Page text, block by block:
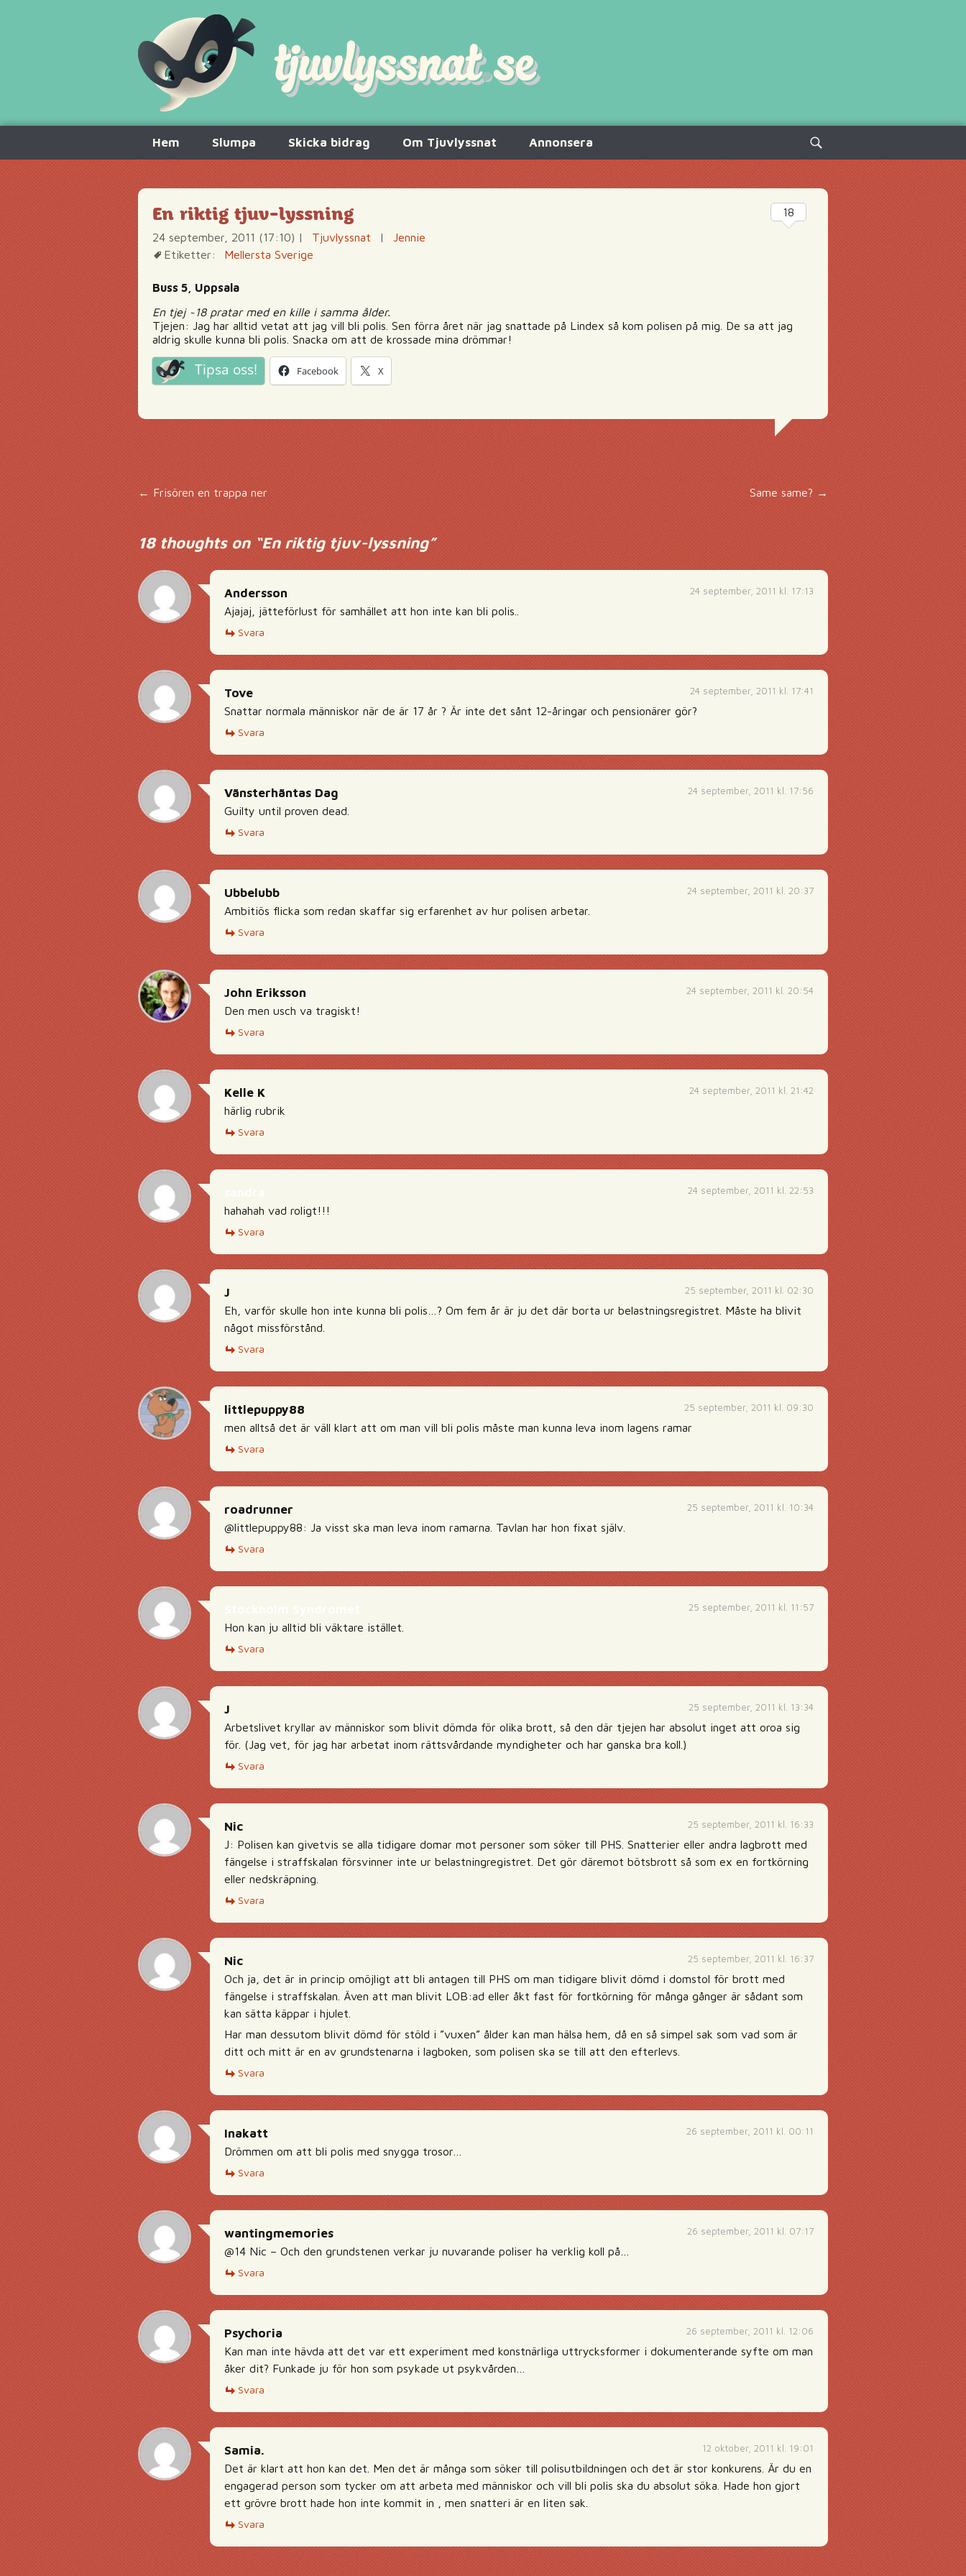
innehåll
Hem Slumpa Skicka bidrag Om Tjuvlyssnat Annonsera
Sök
efter:
En riktig tjuv-lyssning
24 september, 2011 (17:10) | Tjuvlyssnat |
Jennie
Etiketter:
Mellersta Sverige
Buss 5, Uppsala
En tjej ~18 pratar med en kille i samma ålder.
Tjejen: Jag har alltid vetat att jag vill bli polis. Sen förra året när jag snattade på Lindex så kom polisen på mig. De sa att jag
aldrig skulle kunna bli polis. Snacka om att de krossade mina drömmar!
Tipsa oss! Facebook X
18
Inläggsnavigering
←Frisören en trappa ner Same same?→
18 thoughts on “En riktig tjuv-lyssning”
24 september, 2011 kl. 17:13
Andersson
Ajajaj, jätteförlust för samhället att hon inte kan bli polis..
Svara
24 september, 2011 kl. 17:41
Tove
Snattar normala människor när de är 17 år ? Är inte det sånt 12-åringar och pensionärer gör?
Svara
24 september, 2011 kl. 17:56
Vänsterhäntas Dag
Guilty until proven dead.
Svara
24 september, 2011 kl. 20:37
Ubbelubb
Ambitiös flicka som redan skaffar sig erfarenhet av hur polisen arbetar.
Svara
24 september, 2011 kl. 20:54
John Eriksson
Den men usch va tragiskt!
Svara
24 september, 2011 kl. 21:42
Kelle K
härlig rubrik
Svara
24 september, 2011 kl. 22:53
hahahah vad roligt!!!
Svara
25 september, 2011 kl. 02:30
J
Eh, varför skulle hon inte kunna bli polis…? Om fem år är ju det där borta ur belastningsregistret. Måste ha blivit
något missförstånd.
Svara
25 september, 2011 kl. 09:30
littlepuppy88
men alltså det är väll klart att om man vill bli polis måste man kunna leva inom lagens ramar
Svara
25 september, 2011 kl. 10:34
roadrunner
@littlepuppy88: Ja visst ska man leva inom ramarna. Tavlan har hon fixat själv.
Svara
25 september, 2011 kl. 11:57
Hon kan ju alltid bli väktare istället.
Svara
25 september, 2011 kl. 13:34
J
Arbetslivet kryllar av människor som blivit dömda för olika brott, så den där tjejen har absolut inget att oroa sig
för. (Jag vet, för jag har arbetat inom rättsvårdande myndigheter och har ganska bra koll.)
Svara
25 september, 2011 kl. 16:33
Nic
J: Polisen kan givetvis se alla tidigare domar mot personer som söker till PHS. Snatterier eller andra lagbrott med
fängelse i straffskalan försvinner inte ur belastningregistret. Det gör däremot bötsbrott så som ex en fortkörning
eller nedskräpning.
Svara
25 september, 2011 kl. 16:37
Nic
Och ja, det är in princip omöjligt att bli antagen till PHS om man tidigare blivit dömd i domstol för brott med
fängelse i straffskalan. Även att man blivit LOB:ad eller åkt fast för fortkörning för många gånger är sådant som
kan sätta käppar i hjulet.
Har man dessutom blivit dömd för stöld i ”vuxen” ålder kan man hälsa hem, då en så simpel sak som vad som är
ditt och mitt är en av grundstenarna i lagboken, som polisen ska se till att den efterlevs.
Svara
26 september, 2011 kl. 00:11
Inakatt
Drömmen om att bli polis med snygga trosor…
Svara
26 september, 2011 kl. 07:17
wantingmemories
@14 Nic – Och den grundstenen verkar ju nuvarande poliser ha verklig koll på…
Svara
26 september, 2011 kl. 12:06
Psychoria
Kan man inte hävda att det var ett experiment med konstnärliga uttrycksformer i dokumenterande syfte om man
åker dit? Funkade ju för hon som psykade ut psykvården…
Svara
12 oktober, 2011 kl. 19:01
Samia.
Det är klart att hon kan det. Men det är många som söker till polisutbildningen och det är stor konkurens. Är du en
engagerad person som tycker om att arbeta med människor och vill bli polis ska du absolut söka. Hade hon gjort
ett grövre brott hade hon inte kommit in , men snatteri är en liten sak.
Svara